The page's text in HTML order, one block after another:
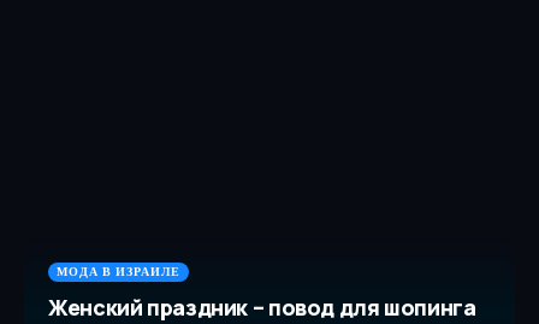
МОДА В ИЗРАИЛЕ
Женский праздник – повод для шопинга